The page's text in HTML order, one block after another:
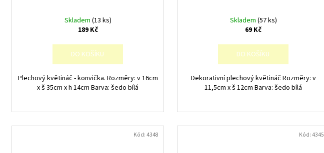
Skladem (13 ks)
189 Kč
DO KOŠÍKU
Plechový květináč - konvička. Rozměry: v 16cm
x š 35cm x h 14cm Barva: šedo bílá
Skladem (57 ks)
69 Kč
DO KOŠÍKU
Dekorativní plechový květináč Rozměry: v
11,5cm x š 12cm Barva: šedo bílá
Kód:4348 Kód:4345